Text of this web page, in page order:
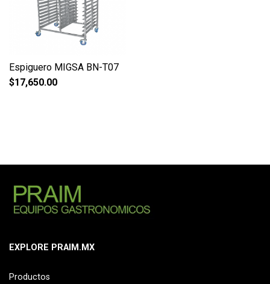
Espiguero MIGSA BN-T07
$17,650.00
EXPLORE PRAIM.MX
Productos